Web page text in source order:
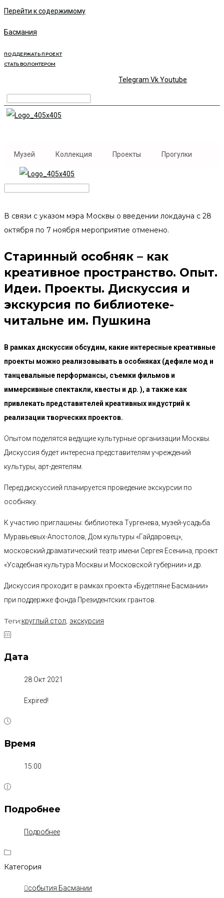
Перейти к содержимому
Басмания
ПОДДЕРЖАТЬ ПРОЕКТ
СТАТЬ ВОЛОНТЕРОМ
Telegram VkYoutube
Музей Коллекция Проекты Прогулки
В связи с указом мэра Москвы о введении локдауна с 28
октября по 7 ноября мероприятие отменено.
Старинный особняк – как
креативное пространство. Опыт.
Идеи. Проекты. Дискуссия и
экскурсия по библиотеке-
читальне им. Пушкина
В рамках дискуссии обсудим, какие интересные креативные
проекты можно реализовывать в особняках (дефиле мод и
танцевальные перформансы, съемки фильмов и
иммерсивные спектакли, квесты и др. ), а также как
привлекать представителей креативных индустрий к
реализации творческих проектов.
Опытом поделятся ведущие культурные организации Москвы.
Дискуссия будет интересна представителям учреждений
культуры, арт-деятелям.
Перед дискуссией планируется проведение экскурсии по
особняку.
К участию приглашены: библиотека Тургенева, музей-усадьба
Муравьевых-Апостолов, Дом культуры «Гайдаровец»,
московский драматический театр имени Сергея Есенина, проект
«Усадебная культура Москвы и Московской губернии» и др.
Дискуссия проходит в рамках проекта «Будетляне Басмании»
при поддержке фонда Президентских грантов.
Теги:круглый стол, экскурсия
Дата
28 Окт 2021
Expired!
Время
15:00
Подробнее
Подробнее
Категория
события Басмании